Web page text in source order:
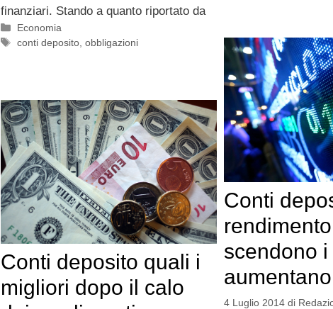
finanziari. Stando a quanto riportato da
Categorie
Economia
Tag
conti deposito ,obbligazioni
Conti
scendono i
4 Luglio 2014 di
Conti deposito quali i
migliori dopo il calo